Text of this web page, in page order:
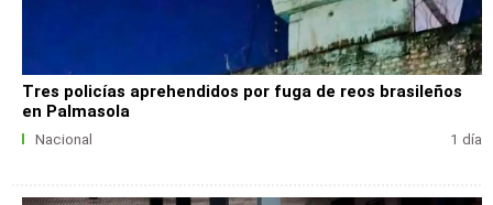
Tres policías aprehendidos por fuga de reos brasileños
en Palmasola
Nacional 1 día